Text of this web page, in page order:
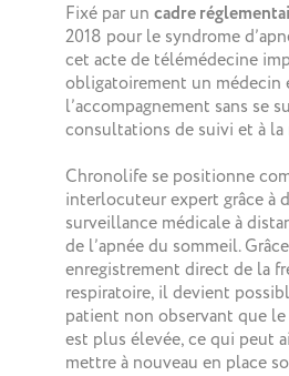
Fixé par uncadre
2018 pour le syndrome
cet acte de télémédecine
obligatoirement un médecin
l’accompagnement sans se
consultations de suivi et à
Chronolife se positionne
interlocuteur expert grâce à
surveillance médicale à
de l’apnée du sommeil.
enregistrement direct de la
respiratoire, il devient
patient non observant que le
est plus élevée, ce qui peut
mettre à nouveau en place